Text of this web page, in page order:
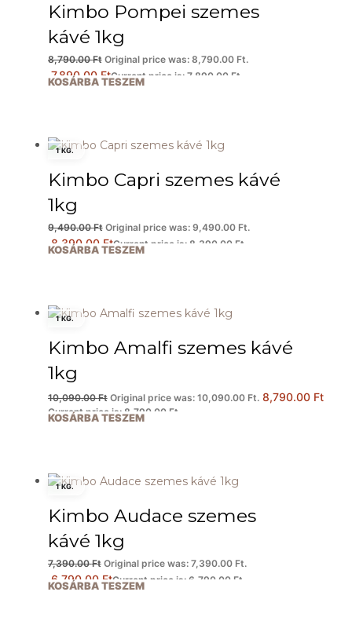
Kimbo Pompei szemes
kávé 1kg
8,790.00Ft Original price was: 8,790.00 Ft.
7,890.00 FtCurrent price is: 7,890.00 Ft.
KOSÁRBA TESZEM
1 KG.
Kimbo Capri szemes kávé
1kg
9,490.00Ft Original price was: 9,490.00 Ft.
8,390.00FtCurrent price is: 8,390.00 Ft.
KOSÁRBA TESZEM
1 KG.
Kimbo Amalfi szemes kávé
1kg
10,090.00Ft Original price was: 10,090.00 Ft. 8,790.00 Ft
Current price is: 8,790.00 Ft.
KOSÁRBA TESZEM
1 KG.
Kimbo Audace szemes
kávé 1kg
7,390.00Ft Original price was: 7,390.00 Ft.
6,790.00FtCurrent price is: 6,790.00 Ft.
KOSÁRBA TESZEM